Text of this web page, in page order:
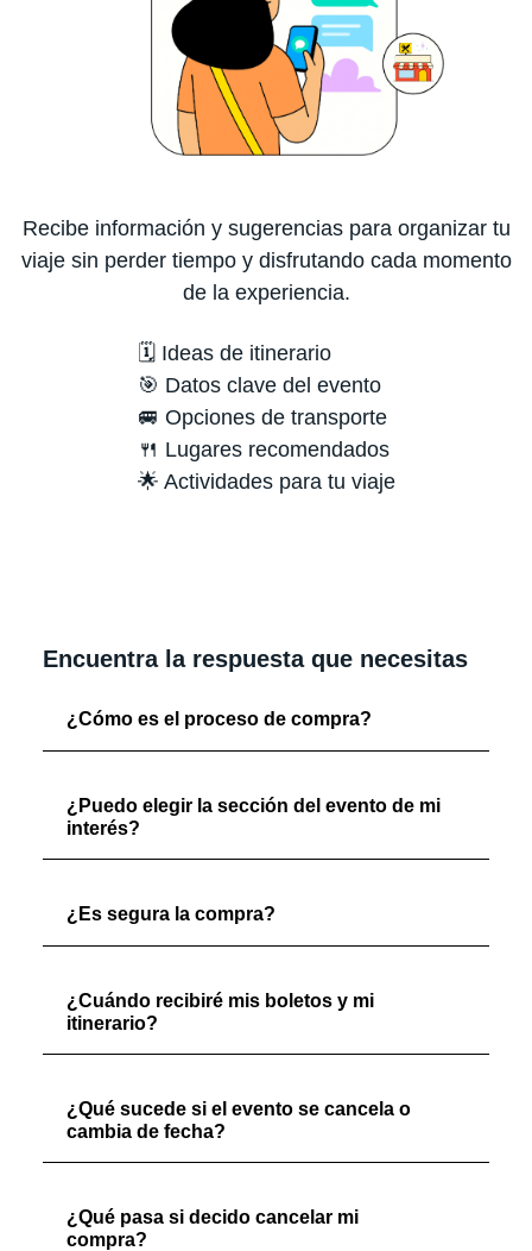
Recibe información y sugerencias para organizar tu
viaje sin perder tiempo y disfrutando cada momento
de la experiencia.
🗓️ Ideas de itinerario
🎯 Datos clave del evento
🚐 Opciones de transporte
🍴 Lugares recomendados
🌟 Actividades para tu viaje
Encuentra la respuesta que necesitas
¿Cómo es el proceso de compra?
¿Puedo elegir la sección del evento de mi
interés?
¿Es segura la compra?
¿Cuándo recibiré mis boletos y mi
itinerario?
¿Qué sucede si el evento se cancela o
cambia de fecha?
¿Qué pasa si decido cancelar mi
compra?